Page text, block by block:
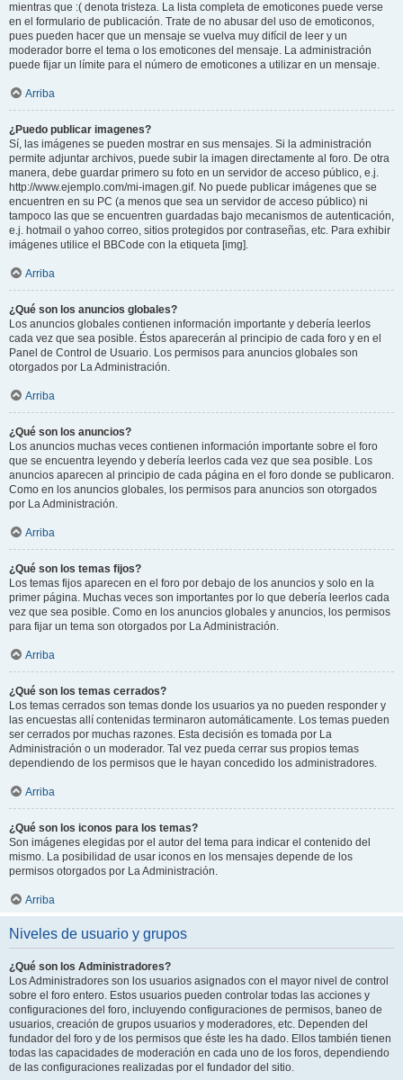
mientras que :( denota tristeza. La lista completa de emoticones puede verse
en el formulario de publicación. Trate de no abusar del uso de emoticonos,
pues pueden hacer que un mensaje se vuelva muy difícil de leer y un
moderador borre el tema o los emoticones del mensaje. La administración
puede fijar un límite para el número de emoticones a utilizar en un mensaje.
Arriba
¿Puedo publicar imagenes?
Sí, las imágenes se pueden mostrar en sus mensajes. Si la administración
permite adjuntar archivos, puede subir la imagen directamente al foro. De otra
manera, debe guardar primero su foto en un servidor de acceso público, e.j.
http://www.ejemplo.com/mi-imagen.gif. No puede publicar imágenes que se
encuentren en su PC (a menos que sea un servidor de acceso público) ni
tampoco las que se encuentren guardadas bajo mecanismos de autenticación,
e.j. hotmail o yahoo correo, sitios protegidos por contraseñas, etc. Para exhibir
imágenes utilice el BBCode con la etiqueta [img].
Arriba
¿Qué son los anuncios globales?
Los anuncios globales contienen información importante y debería leerlos
cada vez que sea posible. Éstos aparecerán al principio de cada foro y en el
Panel de Control de Usuario. Los permisos para anuncios globales son
otorgados por La Administración.
Arriba
¿Qué son los anuncios?
Los anuncios muchas veces contienen información importante sobre el foro
que se encuentra leyendo y debería leerlos cada vez que sea posible. Los
anuncios aparecen al principio de cada página en el foro donde se publicaron.
Como en los anuncios globales, los permisos para anuncios son otorgados
por La Administración.
Arriba
¿Qué son los temas fijos?
Los temas fijos aparecen en el foro por debajo de los anuncios y solo en la
primer página. Muchas veces son importantes por lo que debería leerlos cada
vez que sea posible. Como en los anuncios globales y anuncios, los permisos
para fijar un tema son otorgados por La Administración.
Arriba
¿Qué son los temas cerrados?
Los temas cerrados son temas donde los usuarios ya no pueden responder y
las encuestas allí contenidas terminaron automáticamente. Los temas pueden
ser cerrados por muchas razones. Esta decisión es tomada por La
Administración o un moderador. Tal vez pueda cerrar sus propios temas
dependiendo de los permisos que le hayan concedido los administradores.
Arriba
¿Qué son los iconos para los temas?
Son imágenes elegidas por el autor del tema para indicar el contenido del
mismo. La posibilidad de usar iconos en los mensajes depende de los
permisos otorgados por La Administración.
Arriba
Niveles de usuario y grupos
¿Qué son los Administradores?
Los Administradores son los usuarios asignados con el mayor nivel de control
sobre el foro entero. Estos usuarios pueden controlar todas las acciones y
configuraciones del foro, incluyendo configuraciones de permisos, baneo de
usuarios, creación de grupos usuarios y moderadores, etc. Dependen del
fundador del foro y de los permisos que éste les ha dado. Ellos también tienen
todas las capacidades de moderación en cada uno de los foros, dependiendo
de las configuraciones realizadas por el fundador del sitio.